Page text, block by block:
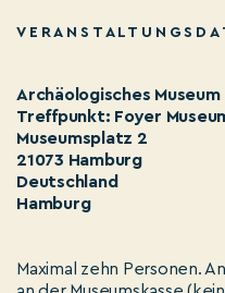
Archäologisches Museum
Treffpunkt: Foyer
Museumsplatz 2
21073 Hamburg
Deutschland
Hamburg
Maximal zehn Personen.